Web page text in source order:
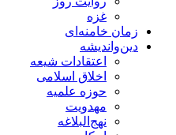
غزه
زمان خامنه‌ای
دین‌واندیشه
اعتقادات شیعه
اخلاق اسلامی
حوزه علمیه
مهدویت
نهج‌البلاغه